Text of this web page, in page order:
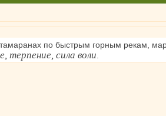
по быстрым горным рекам,
терпение, сила воли